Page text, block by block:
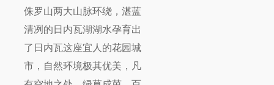
侏罗山两大山脉环绕，湛蓝
清冽的日内瓦湖湖水孕育出
了日内瓦这座宜人的花园城
市，自然环境极其优美，凡